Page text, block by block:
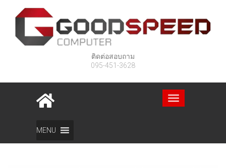
ติดต่อสอบถาม
095-451-3628
Toggle
navigation
MENU
สินค้า